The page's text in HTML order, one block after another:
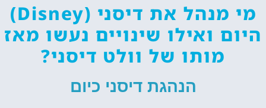
מי מנהל את דיסני (Disney)
היום ואילו שינויים נעשו מאז
מותו של וולט דיסני?
הנהגת דיסני כיום